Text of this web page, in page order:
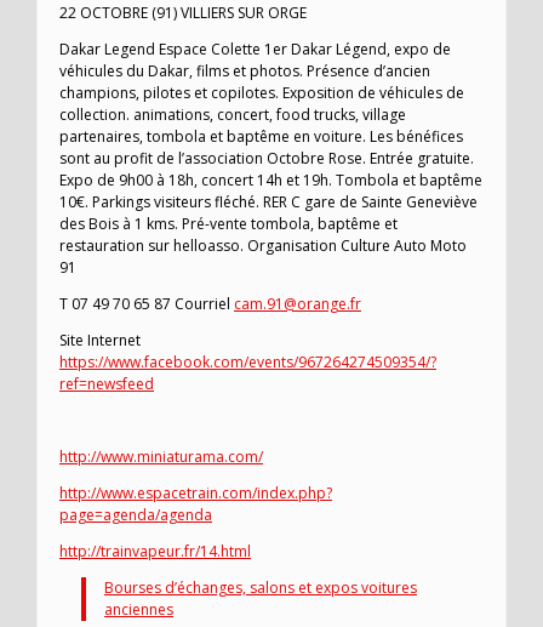
22 OCTOBRE (91) VILLIERS SUR ORGE
Dakar Legend Espace Colette 1er Dakar Légend, expo de
véhicules du Dakar, films et photos. Présence d’ancien
champions, pilotes et copilotes. Exposition de véhicules de
collection. animations, concert, food trucks, village
partenaires, tombola et baptême en voiture. Les bénéfices
sont au profit de l’association Octobre Rose. Entrée gratuite.
Expo de 9h00 à 18h, concert 14h et 19h. Tombola et baptême
10€. Parkings visiteurs fléché. RER C gare de Sainte Geneviève
des Bois à 1 kms. Pré-vente tombola, baptême et
restauration sur helloasso. Organisation Culture Auto Moto
91
T 07 49 70 65 87 Courriel cam.91@orange.fr
Site Internet
https://www.facebook.com/events/967264274509354/?
ref=newsfeed
http://www.miniaturama.com/
http://www.espacetrain.com/index.php?
page=agenda/agenda
http://trainvapeur.fr/14.html
Bourses d’échanges, salons et expos voitures
anciennes